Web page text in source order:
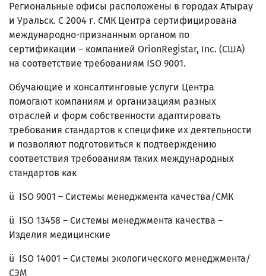
Региональные офисы расположены в городах Атырау
и Уральск. С 2004 г. СМК Центра сертифицирована
международно-признанным органом по
сертификации – компанией OrionRegistar, Inc. (США)
на соответствие требованиям ISO 9001.
Обучающие и консалтинговые услуги Центра
помогают компаниям и организациям разных
отраслей и форм собственности адаптировать
требования стандартов к специфике их деятельности
и позволяют подготовиться к подтверждению
соответствия требованиям таких международных
стандартов как
ü ISO 9001 – Системы менеджмента качества/СМК
ü ISO 13458 – Системы менеджмента качества –
Изделия медицинские
ü ISO 14001 – Системы экологического менеджмента/
СЭМ